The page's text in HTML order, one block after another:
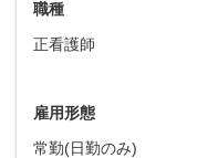
職種
正看護師
雇用形態
常勤(日勤のみ)